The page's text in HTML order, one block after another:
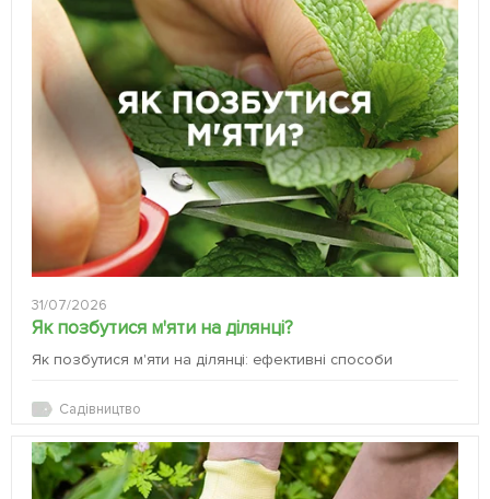
31/07/2026
Як позбутися м'яти на ділянці?
Як позбутися м'яти на ділянці: ефективні способи
Садівництво